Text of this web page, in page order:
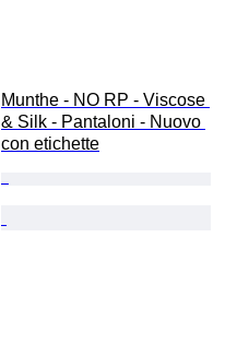
Munthe - NO RP - Viscose
& Silk - Pantaloni - Nuovo
con etichette